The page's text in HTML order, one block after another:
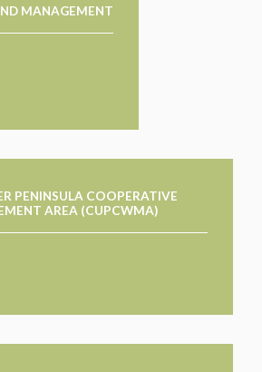
MANAGEMENT
PENINSULA COOPERATIVE
AREA (CUPCWMA)